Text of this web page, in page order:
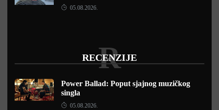
05.08.2026.
RECENZIJE
R
Power Ballad: Poput sjajnog muzičkog
singla
05.08.2026.